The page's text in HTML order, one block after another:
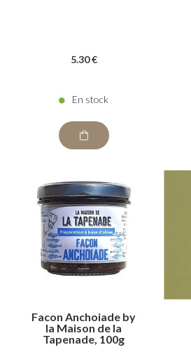
5.30 €
En stock
Facon Anchoiade by
la Maison de la
Tapenade, 100g